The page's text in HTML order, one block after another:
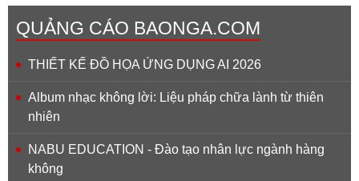
QUẢNG CÁO BAONGA.COM
THIẾT KẾ ĐỒ HỌA ỨNG DỤNG AI 2026
Album nhạc không lời: Liệu pháp chữa lành từ thiên
nhiên
NABU EDUCATION - Đào tạo nhân lực ngành hàng
không